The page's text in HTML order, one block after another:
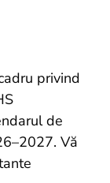
privind
de
Vă